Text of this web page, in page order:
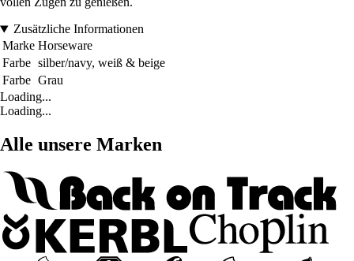
Zusätzliche Informationen
Marke Horseware
Farbe silber/navy, weiß & beige
Farbe Grau
Loading...
Loading...
Alle unsere Marken